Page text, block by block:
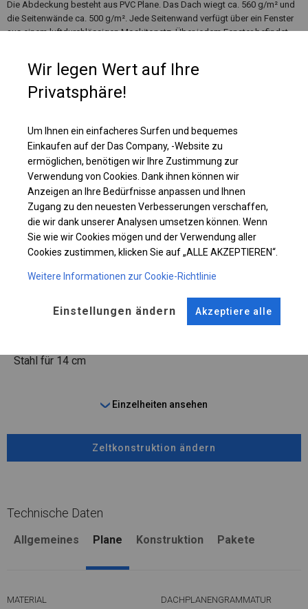
Die Abdeckung besteht aus PVC Plane. Das Dach wiegt ca. 560 g/m² und
die Seitenwände ca. 500 g/m². Jede Seitenwand verfügt über ein Fenster
aus einem luftdurchlässigen Moskitonetz. Über jedem Fenster befindet
Plane ändern
KONSTRUKTION
WINTER
Stahl ca.fi 50 mm Stahl ca.fi 54 mm
Stahl für 14 cm
Einzelheiten ansehen
Zeltkonstruktion ändern
Technische Daten
Allgemeines Plane Konstruktion Pakete
MATERIAL DACHPLANENGRAMMATUR
Wir legen Wert auf Ihre
Privatsphäre!
Um Ihnen ein einfacheres Surfen und bequemes
Einkaufen auf der Das Company, -Website zu
ermöglichen, benötigen wir Ihre Zustimmung zur
Verwendung von Cookies. Dank ihnen können wir
Anzeigen an Ihre Bedürfnisse anpassen und Ihnen
Zugang zu den neuesten Verbesserungen verschaffen,
die wir dank unserer Analysen umsetzen können. Wenn
Sie wie wir Cookies mögen und der Verwendung aller
Cookies zustimmen, klicken Sie auf „ALLE AKZEPTIEREN“.
Weitere Informationen zur Cookie-Richtlinie
Einstellungen ändern Akzeptiere alle